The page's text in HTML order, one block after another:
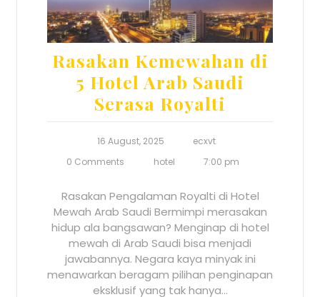
Rasakan Kemewahan di
5 Hotel Arab Saudi
Serasa Royalti
16 August, 2025
ecxvt
0 Comments
hotel 7:00 pm
Rasakan Pengalaman Royalti di Hotel
Mewah Arab Saudi Bermimpi merasakan
hidup ala bangsawan? Menginap di hotel
mewah di Arab Saudi bisa menjadi
jawabannya. Negara kaya minyak ini
menawarkan beragam pilihan penginapan
eksklusif yang tak hanya…